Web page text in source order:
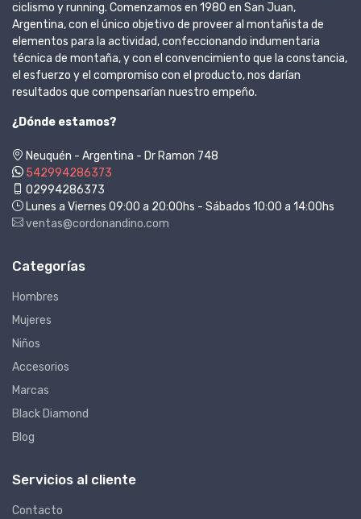
ciclismo y running. Comenzamos en 1980 en San Juan,
Argentina, con el único objetivo de proveer al montañista de
elementos para la actividad, confeccionando indumentaria
técnica de montaña, y con el convencimiento que la constancia,
el esfuerzo y el compromiso con el producto, nos darían
resultados que compensarían nuestro empeño.
¿Dónde estamos?
Neuquén - Argentina - Dr Ramon 748
542994286373
02994286373
Lunes a Viernes 09:00 a 20:00hs - Sábados 10:00 a 14:00hs
ventas@cordonandino.com
Categorías
Hombres
Mujeres
Niños
Accesorios
Marcas
Black Diamond
Blog
Servicios al cliente
Contacto